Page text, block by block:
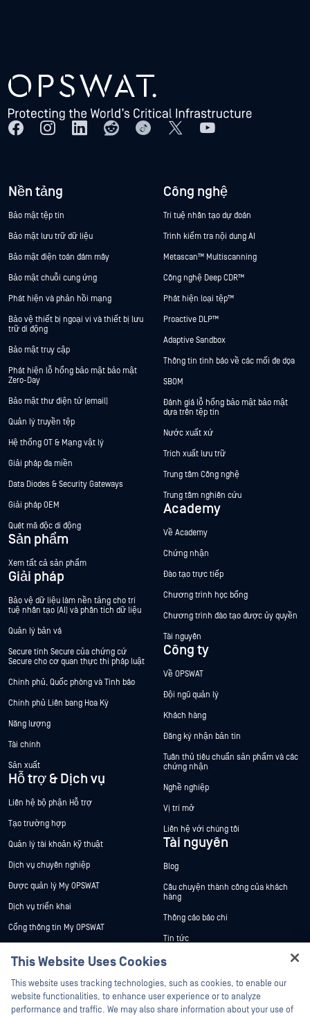
Nền tảng
Bảo mật tệp tin
Bảo mật lưu trữ dữ liệu
Bảo mật điện toán đám mây
Bảo mật chuỗi cung ứng
Phát hiện và phản hồi mạng
Bảo vệ thiết bị ngoại vi và thiết bị lưu
trữ di động
Bảo mật truy cập
Phát hiện lỗ hổng bảo mật bảo mật
Zero-Day
Bảo mật thư điện tử (email)
Quản lý truyền tệp
Hệ thống OT & Mạng vật lý
Giải pháp đa miền
Data Diodes & Security Gateways
Giải pháp OEM
Quét mã độc di động
Sản phẩm
Xem tất cả sản phẩm
Giải pháp
Bảo vệ dữ liệu làm nền tảng cho trí
tuệ nhân tạo (AI) và phân tích dữ liệu
Quản lý bản vá
Secure tính Secure của chứng cứ
Secure cho cơ quan thực thi pháp luật
Chính phủ, Quốc phòng và Tình báo
Chính phủ Liên bang Hoa Kỳ
Năng lượng
Tài chính
Sản xuất
Hỗ trợ & Dịch vụ
Liên hệ bộ phận Hỗ trợ
Tạo trường hợp
Quản lý tài khoản kỹ thuật
Dịch vụ chuyên nghiệp
Được quản lý My OPSWAT
Dịch vụ triển khai
Cổng thông tin My OPSWAT
Đào tạo
Chương trình Xử lý Lỗ hổng Bảo mật
Đối tác
Công nghệ
Trí tuệ nhân tạo dự đoán
Trình kiểm tra nội dung AI
Metascan™ Multiscanning
Công nghệ Deep CDR™
Phát hiện loại tệp™
Proactive DLP™
Adaptive Sandbox
Thông tin tình báo về các mối đe dọa
SBOM
Đánh giá lỗ hổng bảo mật bảo mật
dựa trên tệp tin
Nước xuất xứ
Trích xuất lưu trữ
Trung tâm Công nghệ
Trung tâm nghiên cứu
Academy
Về Academy
Chứng nhận
Đào tạo trực tiếp
Chương trình học bổng
Chương trình đào tạo được ủy quyền
Tài nguyên
Công ty
Về OPSWAT
Đội ngũ quản lý
Khách hàng
Đăng ký nhận bản tin
Tuân thủ tiêu chuẩn sản phẩm và các
chứng nhận
Nghề nghiệp
Vị trí mở
Liên hệ với chúng tôi
Tài nguyên
Blog
Câu chuyện thành công của khách
hàng
Thông cáo báo chí
Tin tức
Sự kiện
Hội thảo trên trực tuyến
Datasheets
This Website Uses Cookies
This website uses tracking technologies, such as cookies, to enable our
website functionalities, to enhance user experience or to analyze
performance and traffic. We may also share information about your use of
Hey there!
I'm Ozzy, your OPSWAT virtual assistant.
How can I help you secure what's critical